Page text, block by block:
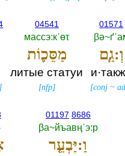
01571
וְ:גַ֧ם
[conj ~
04541
массэ:кˈөτ
מַסֵּכ֛וֹת
литые статуи
[nfp]
01197 8686
βа~йъавңˈэ:р
וַ:יַּבְעֵ֤ר